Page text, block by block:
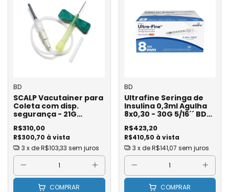
BD
SCALP Vacutainer para
Coleta com disp.
segurança - 21G
367287 / 367257 - Caixa
com 50
R$300,70 à vista
R$310,00
3 x deR$103,33 sem juros
COMPRAR
BD
Ultrafine Seringa de
Insulina 0,3ml Agulha
8x0,30 - 30G 5/16´´ BD
100
R$410,50 à vista
R$423,20
3 x deR$141,07 sem juros
COMPRAR